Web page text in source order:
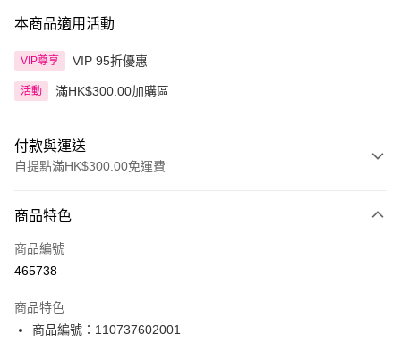
本商品適用活動
VIP尊享 VIP 95折優惠
活動 滿HK$300.00加購區
付款與運送
自提點滿HK$300.00免運費
信用卡
Apple Pay
PayMe
商品特色
商品編號
465738
商品特色
商品編號：110737602001